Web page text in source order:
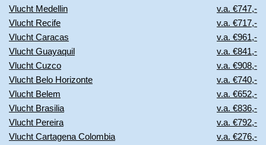
Vlucht Medellin
v.a. €747,-
Vlucht Recife
v.a. €717,-
Vlucht Caracas
v.a. €961,-
Vlucht Guayaquil
v.a. €841,-
Vlucht Cuzco
v.a. €908,-
Vlucht Belo Horizonte
v.a. €740,-
Vlucht Belem
v.a. €652,-
Vlucht Brasilia
v.a. €836,-
Vlucht Pereira
v.a. €792,-
Vlucht Cartagena Colombia
v.a. €276,-